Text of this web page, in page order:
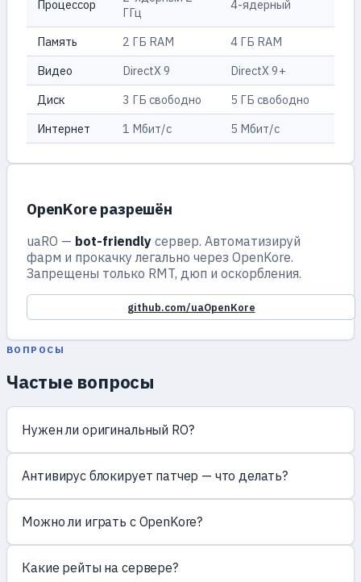
Процессор
ГГц
4-ядерный
Память 2 ГБ RAM
4 ГБ RAM
Видео
DirectX 9
DirectX 9+
Диск
3 ГБ свободно
5 ГБ свободно
Интернет
1 Мбит/с 5 Мбит/с
OpenKore разрешён
uaRO — bot-friendly сервер. Автоматизируй
фарм и прокачку легально через OpenKore.
Запрещены только RMT, дюп и оскорбления.
github.com/uaOpenKore
ВОПРОСЫ
Частые вопросы
Нужен ли оригинальный RO?
Антивирус блокирует патчер — что делать?
Можно ли играть с OpenKore?
Какие рейты на сервере?